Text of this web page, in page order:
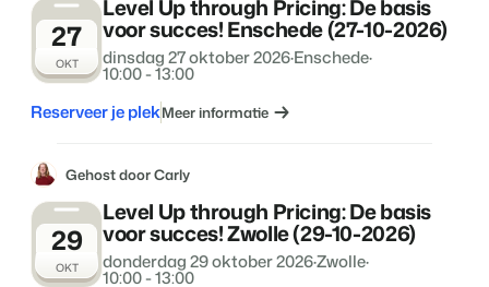
27
OKT
Level Up through Pricing: De basis
voor succes! Enschede (27-10-2026)
dinsdag 27 oktober 2026·Enschede·
10:00 - 13:00
Reserveer je plekMeer informatie
Gehost door Carly
29
OKT
Level Up through Pricing: De basis
voor succes! Zwolle (29-10-2026)
donderdag 29 oktober 2026·Zwolle·
10:00 - 13:00